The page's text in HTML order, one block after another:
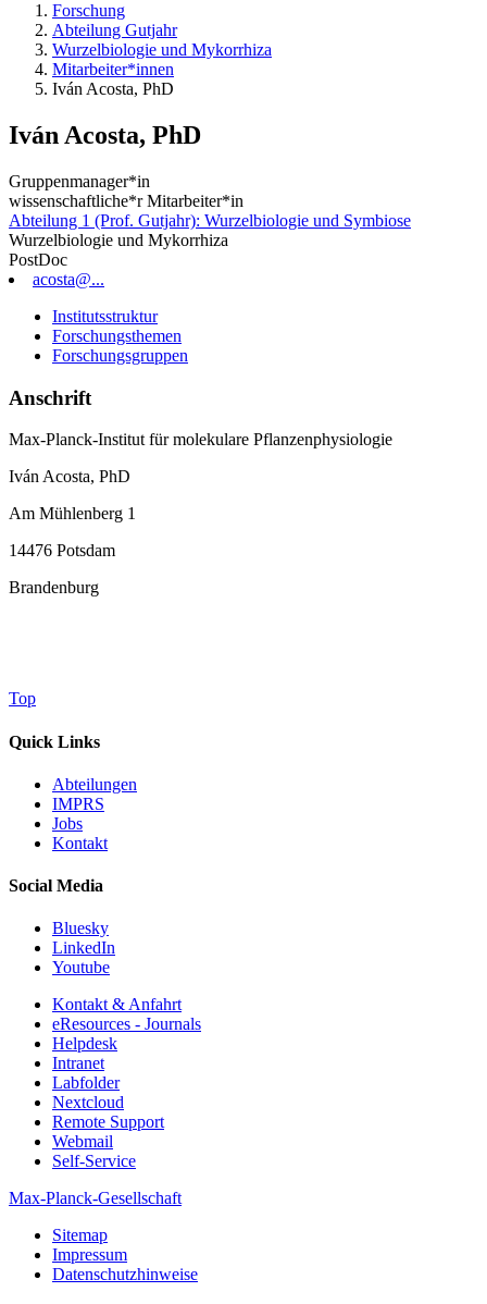
Forschung
Abteilung Gutjahr
Wurzelbiologie und Mykorrhiza
Mitarbeiter*innen
Iván Acosta, PhD
Iván Acosta, PhD
Gruppenmanager*in
wissenschaftliche*r Mitarbeiter*in
Abteilung 1 (Prof. Gutjahr): Wurzelbiologie und Symbiose
Wurzelbiologie und Mykorrhiza
PostDoc
acosta@...
Institutsstruktur
Forschungsthemen
Forschungsgruppen
Anschrift
Max-Planck-Institut für molekulare Pflanzenphysiologie
Iván Acosta, PhD
Am Mühlenberg 1
14476 Potsdam
Brandenburg
Top
Quick Links
Abteilungen
IMPRS
Jobs
Kontakt
Social Media
Bluesky
LinkedIn
Youtube
Kontakt & Anfahrt
eResources - Journals
Helpdesk
Intranet
Labfolder
Nextcloud
Remote Support
Webmail
Self-Service
Max-Planck-Gesellschaft
Sitemap
Impressum
Datenschutzhinweise